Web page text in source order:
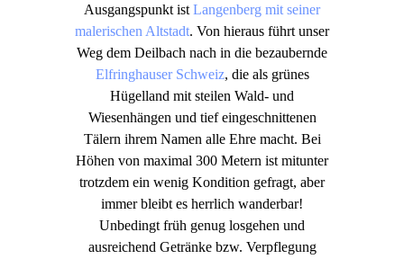
Ausgangspunkt ist Langenberg mit seiner
malerischen Altstadt. Von hieraus führt unser
Weg dem Deilbach nach in die bezaubernde
Elfringhauser Schweiz, die als grünes
Hügelland mit steilen Wald- und
Wiesenhängen und tief eingeschnittenen
Tälern ihrem Namen alle Ehre macht. Bei
Höhen von maximal 300 Metern ist mitunter
trotzdem ein wenig Kondition gefragt, aber
immer bleibt es herrlich wanderbar!
Unbedingt früh genug losgehen und
ausreichend Getränke bzw. Verpflegung